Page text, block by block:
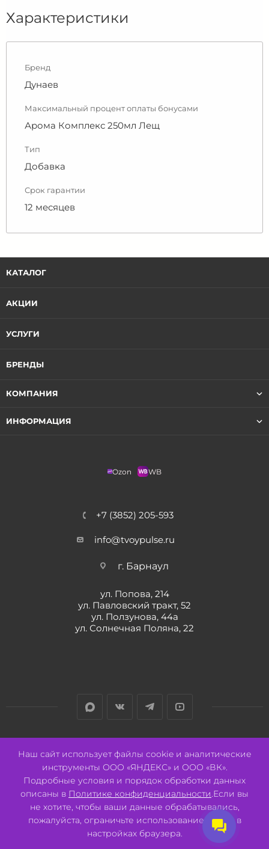
Характеристики
Бренд
Дунаев
Максимальный процент оплаты бонусами
Арома Комплекс 250мл Лещ
Тип
Добавка
Срок гарантии
12 месяцев
КАТАЛОГ
АКЦИИ
УСЛУГИ
БРЕНДЫ
КОМПАНИЯ
ИНФОРМАЦИЯ
Ozon WB
+7 (3852) 205-593
info@tvoypulse.ru
г. Барнаул
ул. Попова, 214
ул. Павловский тракт, 52
ул. Ползунова, 44а
ул. Солнечная Поляна, 22
2026 © ООО "СВК"/ 656064 г. Барнаул, ул. Павловский тракт, 52.
ИНН 2221130516 ОГРН 1082221000531.
Pulse - сеть магазинов для активных
Разработано:Авалон
Наш сайт использует файлы cookie и аналитические
инструменты ООО «ЯНДЕКС» и ООО «ВК».
Подробные условия и порядок обработки данных
описаны в Политике конфиденциальности.Если вы
не хотите, чтобы ваши данные обрабатывались,
пожалуйста, ограничьте использование cookie в
настройках браузера.